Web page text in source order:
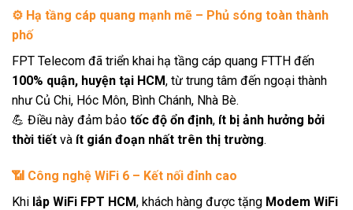
⚙️ Hạ tầng cáp quang mạnh mẽ – Phủ sóng toàn thành
phố
FPT Telecom đã triển khai hạ tầng cáp quang FTTH đến
100% quận, huyện tại HCM, từ trung tâm đến ngoại thành
như Củ Chi, Hóc Môn, Bình Chánh, Nhà Bè.
💪 Điều này đảm bảo tốc độ ổn định, ít bị ảnh hưởng bởi
thời tiết và ít gián đoạn nhất trên thị trường.
📶 Công nghệ WiFi 6 – Kết nối đỉnh cao
Khi lắp WiFi FPT HCM, khách hàng được tặng Modem WiFi